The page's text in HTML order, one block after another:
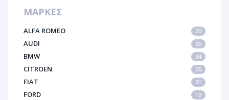
ΜΑΡΚΕΣ
ALFA ROMEO 20
AUDI 35
BMW 34
CITROEN 26
FIAT 31
FORD 19